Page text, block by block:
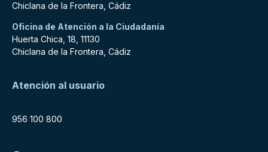
Chiclana de la Frontera, Cádiz
Oficina de Atención a la Ciudadanía
Huerta Chica, 18, 11130
Chiclana de la Frontera, Cádiz
Atención al usuario
956 100 800